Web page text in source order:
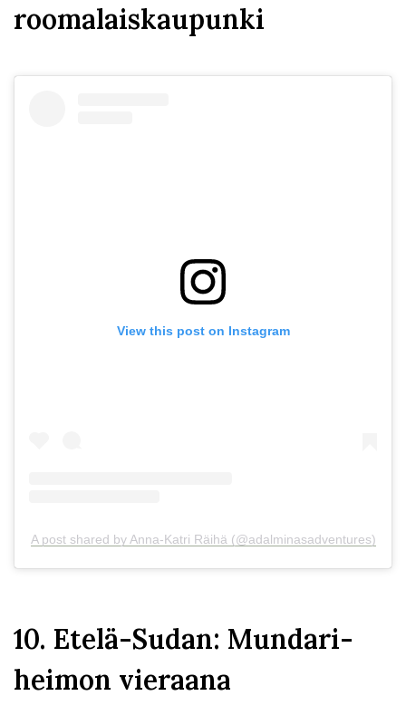
roomalaiskaupunki
View this post on Instagram
A post shared by Anna-Katri Räihä (@adalminasadventures)
10. Etelä-Sudan: Mundari-
heimon vieraana